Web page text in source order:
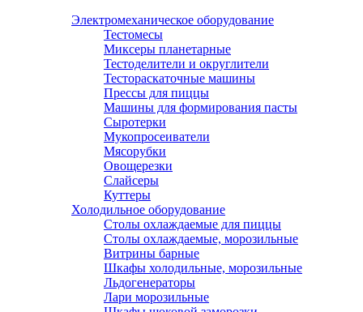
Электромеханическое оборудование
Тестомесы
Миксеры планетарные
Тестоделители и округлители
Тестораскаточные машины
Прессы для пиццы
Машины для формирования пасты
Сыротерки
Мукопросеиватели
Мясорубки
Овощерезки
Слайсеры
Куттеры
Холодильное оборудование
Столы охлаждаемые для пиццы
Столы охлаждаемые, морозильные
Витрины барные
Шкафы холодильные, морозильные
Льдогенераторы
Лари морозильные